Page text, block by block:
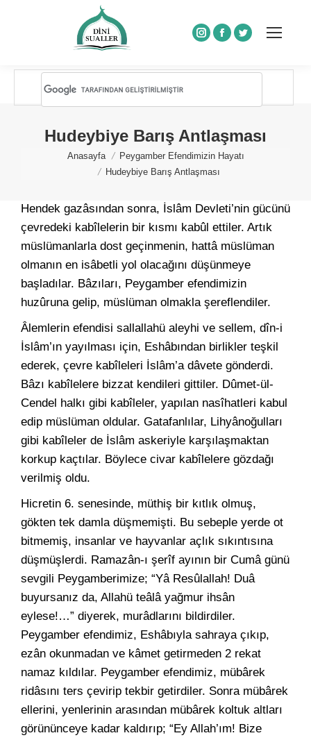
Instagram
Facebook
Twitter
Hudeybiye Barış Antlaşması
You are here:
Anasayfa
Peygamber Efendimizin Hayatı
Hudeybiye Barış Antlaşması
Hendek gazâsından sonra, İslâm Devleti’nin gücünü
çevredeki kabîlelerin bir kısmı kabûl ettiler. Artık
müslümanlarla dost geçinmenin, hattâ müslüman
olmanın en isâbetli yol olacağını düşünmeye
başladılar. Bâzıları, Peygamber efendimizin
huzûruna gelip, müslüman olmakla şereflendiler.
Âlemlerin efendisi sallallahü aleyhi ve sellem, dîn-i
İslâm’ın yayılması için, Eshâbından birlikler teşkil
ederek, çevre kabîleleri İslâm’a dâvete gönderdi.
Bâzı kabîlelere bizzat kendileri gittiler. Dûmet-ül-
Cendel halkı gibi kabîleler, yapılan nasîhatleri kabul
edip müslüman oldular. Gatafanlılar, Lihyânoğulları
gibi kabîleler de İslâm askeriyle karşılaşmaktan
korkup kaçtılar. Böylece civar kabîlelere gözdağı
verilmiş oldu.
Hicretin 6. senesinde, müthiş bir kıtlık olmuş,
gökten tek damla düşmemişti. Bu sebeple yerde ot
bitmemiş, insanlar ve hayvanlar açlık sıkıntısına
düşmüşlerdi. Ramazân-ı şerîf ayının bir Cumâ günü
sevgili Peygamberimize; “Yâ Resûlallah! Duâ
buyursanız da, Allahü teâlâ yağmur ihsân
eylese!…” diyerek, murâdlarını bildirdiler.
Peygamber efendimiz, Eshâbıyla sahraya çıkıp,
ezân okunmadan ve kâmet getirmeden 2 rekat
namaz kıldılar. Peygamber efendimiz, mübârek
ridâsını ters çevirip tekbir getirdiler. Sonra mübârek
ellerini, yenlerinin arasından mübârek koltuk altları
görününceye kadar kaldırıp; “Ey Allah’ım! Bize